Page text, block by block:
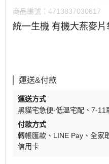
商品編號： 4713837030817
統一生機 有機大燕麥
運送&付款
運送方式
黑貓宅急便-低溫宅配
7-11
付款方式
轉帳匯款
LINE Pay 全家
信用卡